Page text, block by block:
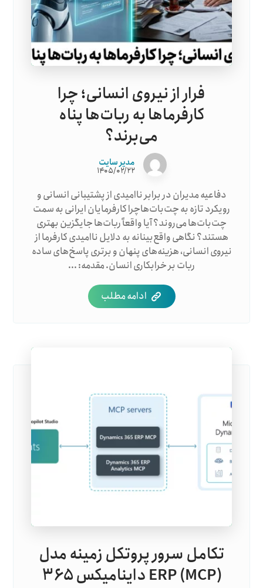
فرار از نیروی انسانی؛ چرا
کارفرماها به ربات‌ها پناه
می‌برند؟
مدیر سایت
۱۴۰۵/۰۲/۲۲
دفاعیه مدیران در برابر ناامیدی از پشتیبانی انسانی و
رویکرد تازه به چت‌بات‌هاچرا کارفرمایان ایرانی به سمت
چت‌بات‌ها می‌روند؟ آیا واقعاً ربات‌ها جایگزین بهتری
هستند؟ نگاهی واقع‌بینانه به دلایل ناامیدی کارفرما از
نیروی انسانی، هزینه‌های پنهان و برتری پاسخ‌های ساده
ربات بر خرابکاری انسان. مقدمه: ...
ادامه مطلب
تکامل سرور پروتکل زمینه مدل
(MCP) ERP داینامیکس ۳۶۵